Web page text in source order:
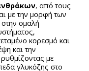
, από τους
με την μορφή των
ομαλή
κορεσμό και
και την
με
γλυκόζης στο